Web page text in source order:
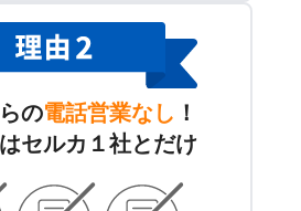
の電話営業なし ！
セルカ１社とだけ